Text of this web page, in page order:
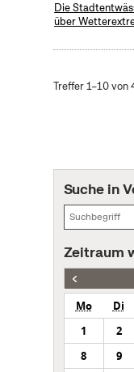
Die
über
Treffer 1–10 von
Suche in
Zeitraum
Mo Di
1
2
8
9